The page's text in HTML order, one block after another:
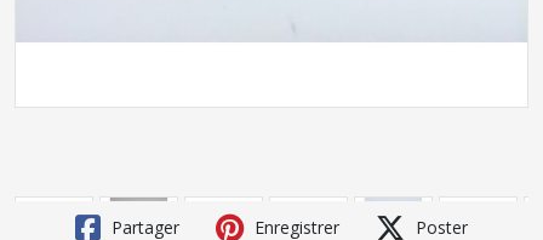
Partager Enregistrer Poster